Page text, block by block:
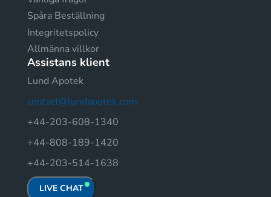
Spåra Beställning
Integritetspolicy
Allmänna villkor
Assistans klient
Lund Apotek
contact@lundapotek.com
+44-203-608-1340
+44-808-189-1420
+44-203-514-1638
LIVE CHAT